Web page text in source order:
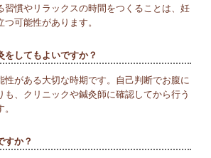
習慣やリラックスの時間をつくることは、妊
可能性があります。
をしてもよいですか？
性がある大切な時期です。自己判断でお腹に
も、クリニックや鍼灸師に確認してから行う
すか？